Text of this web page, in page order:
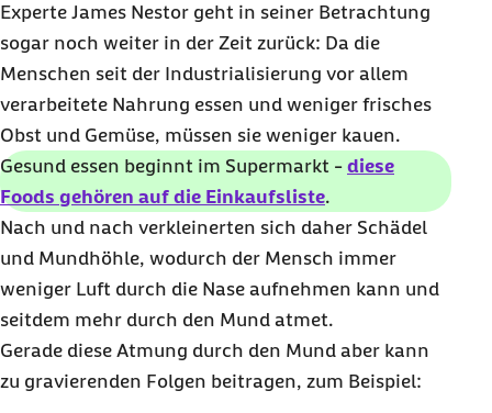
Experte James Nestor geht in seiner Betrachtung
sogar noch weiter in der Zeit zurück: Da die
Menschen seit der Industrialisierung vor allem
verarbeitete Nahrung essen und weniger frisches
Obst und Gemüse, müssen sie weniger kauen.
Gesund essen beginnt im Supermarkt - diese
Foods gehören auf die Einkaufsliste.
Nach und nach verkleinerten sich daher Schädel
und Mundhöhle, wodurch der Mensch immer
weniger Luft durch die Nase aufnehmen kann und
seitdem mehr durch den Mund atmet.
Gerade diese Atmung durch den Mund aber kann
zu gravierenden Folgen beitragen, zum Beispiel: